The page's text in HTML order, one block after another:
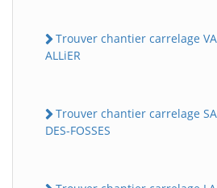
Trouver chantier carrelage
ALLiER
Trouver chantier carrelage
DES-FOSSES